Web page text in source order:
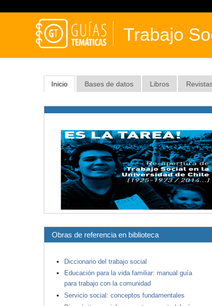
Trabajo
Inicio Bases de datos Libros
Obras de referencia en biblioteca
Diccionario del trabajo social
Educación para la vida familiar: manual guía
para trabajo con la comunidad
Servicio social: conceptos fundamentales